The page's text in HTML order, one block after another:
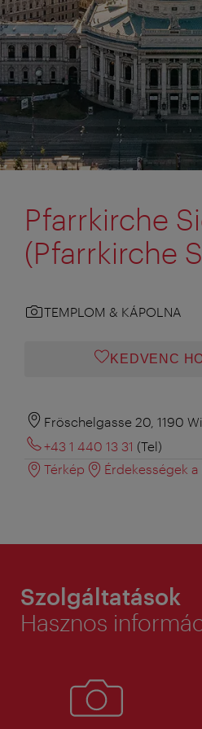
Pfarrkirche
(Pfarrkirche
TEMPLOM & KÁPOLNA
KEDVENC
Fröschelgasse 20, 1190
+43 1 440 13 31 (Tel)
Térkép
Érdekességek
Szolgáltatások
Hasznos